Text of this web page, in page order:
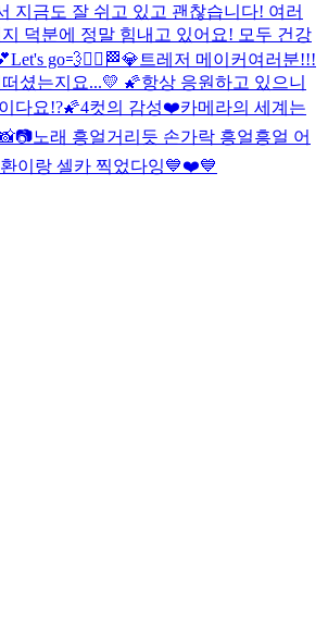
지금도 잘 쉬고 있고 괜찮습니다! 여러
덕분에 정말 힘내고 있어요! 모두 건강
Let's go💨❤️‍🔥🏁💎트레저 메이커여러분!!!
셨는지요...💛 🌠항상 응원하고 있으니
다요!?🌠4컷의 감성❤️카메라의 세계는
노래 흥얼거리듯 손가락 흥얼흥얼 어
이랑 셀카 찍었다잉💙❤️💙